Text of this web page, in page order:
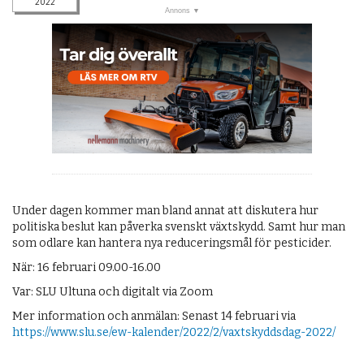
PRENUMERERA
OM OSS
2022
Under dagen kommer man bland annat att diskutera hur
politiska beslut kan påverka svenskt växtskydd. Samt hur man
som odlare kan hantera nya reduceringsmål för pesticider.
När: 16 februari 09.00-16.00
Var: SLU Ultuna och digitalt via Zoom
Mer information och anmälan: Senast 14 februari via
https://www.slu.se/ew-kalender/2022/2/vaxtskyddsdag-2022/